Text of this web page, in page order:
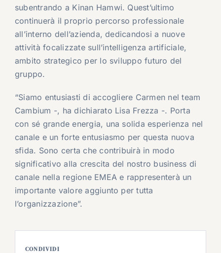
subentrando a Kinan Hamwi. Quest’ultimo
continuerà il proprio percorso professionale
all’interno dell’azienda, dedicandosi a nuove
attività focalizzate sull’intelligenza artificiale,
ambito strategico per lo sviluppo futuro del
gruppo.
“Siamo entusiasti di accogliere Carmen nel team
Cambium -, ha dichiarato Lisa Frezza -. Porta
con sé grande energia, una solida esperienza nel
canale e un forte entusiasmo per questa nuova
sfida. Sono certa che contribuirà in modo
significativo alla crescita del nostro business di
canale nella regione EMEA e rappresenterà un
importante valore aggiunto per tutta
l’organizzazione”.
CONDIVIDI